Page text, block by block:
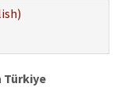
Türkiye